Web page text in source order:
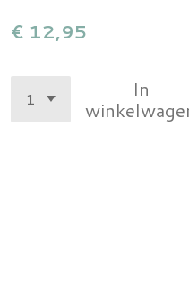
€ 12,95
In